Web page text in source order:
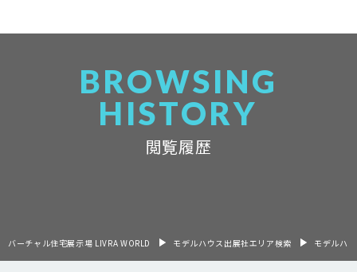
BROWSING
HISTORY
閲覧履歴
バーチャル住宅展示場 LIVRA WORLD モデルハウス出展社エリア検索 モデルハ